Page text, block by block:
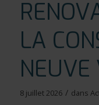
LA
NEUVE
8 juillet 2026 / dans